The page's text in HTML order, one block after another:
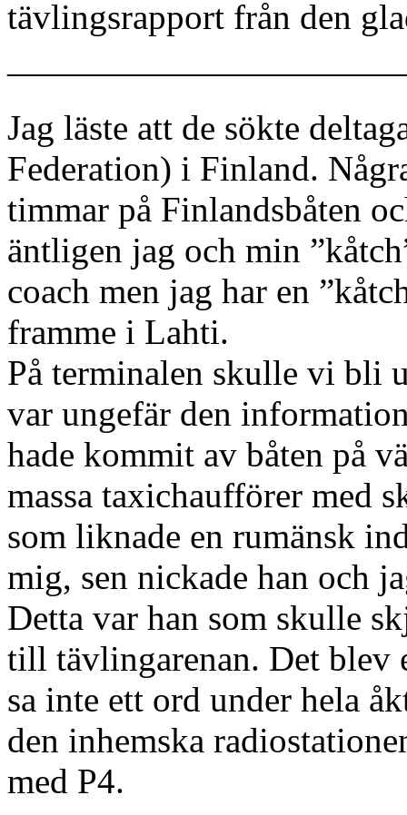
tävlingsrapport från den
Jag läste att de sökte
Federation) i Finland.
timmar på Finlandsbåten
äntligen jag och min
coach men jag har en
framme i Lahti.
På terminalen skulle vi bli
var ungefär den
hade kommit av båten på
massa taxichaufförer med
som liknade en rumänsk
mig, sen nickade han och
Detta var han som skulle
till tävlingarenan. Det blev
sa inte ett ord under hela
den inhemska
med P4.